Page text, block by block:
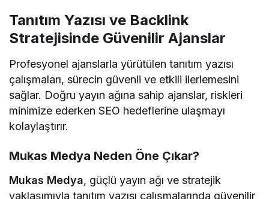
Tanıtım Yazısı ve Backlink
Stratejisinde Güvenilir Ajanslar
Profesyonel ajanslarla yürütülen tanıtım yazısı
çalışmaları, sürecin güvenli ve etkili ilerlemesini
sağlar. Doğru yayın ağına sahip ajanslar, riskleri
minimize ederken SEO hedeflerine ulaşmayı
kolaylaştırır.
Mukas Medya Neden Öne Çıkar?
Mukas Medya, güçlü yayın ağı ve stratejik
yaklaşımıyla tanıtım yazısı çalışmalarında güvenilir